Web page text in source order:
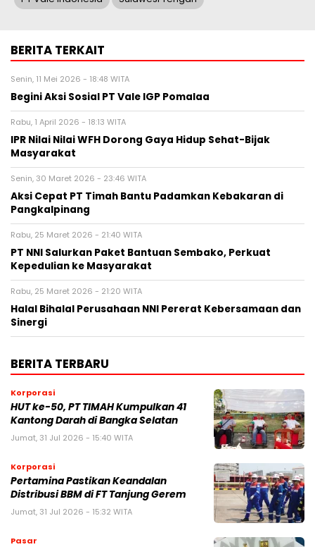
BERITA TERKAIT
Senin, 11 Mei 2026 - 18:48 WITA
Begini Aksi Sosial PT Vale IGP Pomalaa
Rabu, 1 April 2026 - 18:13 WITA
IPR Nilai Nilai WFH Dorong Gaya Hidup Sehat-Bijak
Masyarakat
Senin, 30 Maret 2026 - 23:46 WITA
Aksi Cepat PT Timah Bantu Padamkan Kebakaran di
Pangkalpinang
Rabu, 25 Maret 2026 - 21:40 WITA
PT NNI Salurkan Paket Bantuan Sembako, Perkuat
Kepedulian ke Masyarakat
Rabu, 25 Maret 2026 - 21:20 WITA
Halal Bihalal Perusahaan NNI Pererat Kebersamaan dan
Sinergi
BERITA TERBARU
Korporasi
HUT ke-50, PT TIMAH Kumpulkan 41
Kantong Darah di Bangka Selatan
Jumat, 31 Jul 2026 - 15:40 WITA
Korporasi
Pertamina Pastikan Keandalan
Distribusi BBM di FT Tanjung Gerem
Jumat, 31 Jul 2026 - 15:32 WITA
Pasar